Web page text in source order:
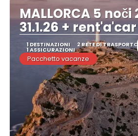
MALLORCA 5 noči
31.1.26 + rent'a'car
1 DESTINAZIONI 2 RETE DI TRASPORTO
1 ASSICURAZIONI
Pacchetto vacanze